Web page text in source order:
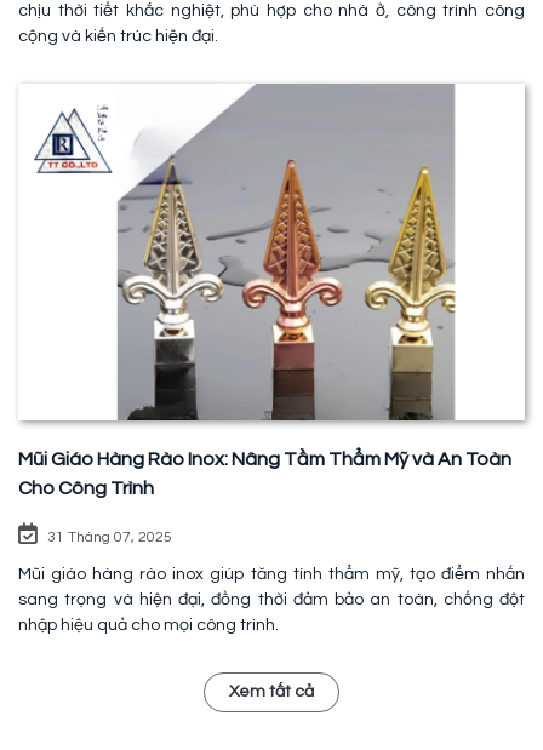
chịu thời tiết khắc nghiệt, phù hợp cho nhà ở, công trình công
cộng và kiến trúc hiện đại.
Mũi Giáo Hàng Rào Inox: Nâng Tầm Thẩm Mỹ và An Toàn
Cho Công Trình
31 Tháng 07, 2025
Mũi giáo hàng rào inox giúp tăng tính thẩm mỹ, tạo điểm nhấn
sang trọng và hiện đại, đồng thời đảm bảo an toàn, chống đột
nhập hiệu quả cho mọi công trình.
Xem tất cả